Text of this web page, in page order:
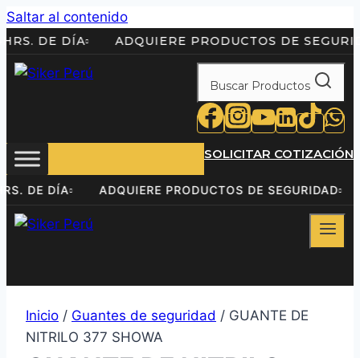
Saltar al contenido
24HRS. DE DÍA ADQUIERE PRODUCTOS DE
Buscar Productos
SOLICITAR COTIZACIÓN
DE DÍA ADQUIERE PRODUCTOS DE
Inicio / Guantes de seguridad / GUANTE DE
NITRILO 377 SHOWA